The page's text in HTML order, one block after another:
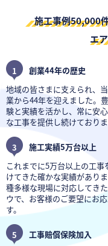
施工事例50,000件
エ
1
創業44年の歴史
地域の皆さまに支えられ、
業から44年を迎えました。
験と実績を活かし、常に安
な工事を提供し続けておりま
3
施工実績5万台以上
これまでに5万台以上の工事
けてきた確かな実績があり
種多様な現場に対応してき
ウで、お客様のご要望にお
す。
5
工事賠償保険加入